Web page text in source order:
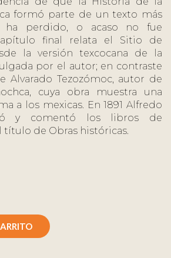
formó parte de un texto más
perdido, o acaso no fue
final relata el Sitio de
la versión texcocana de la
por el autor; en contraste
Alvarado Tezozómoc, autor de
cuya obra muestra una
a los mexicas. En 1891 Alfredo
y comentó los libros de
de Obras históricas.